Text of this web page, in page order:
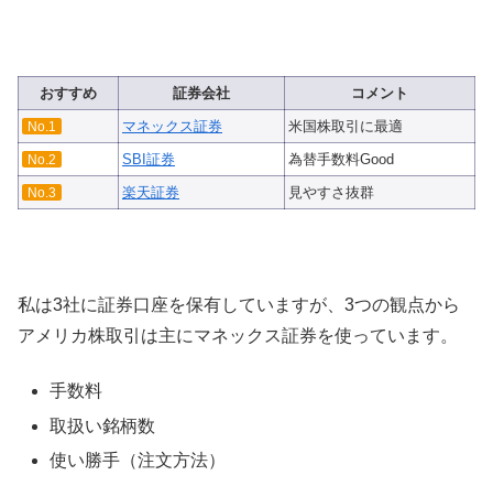
おすすめ 証券会社 コメント
No.1 マネックス証券 米国株取引に最適
No.2 SBI証券 為替手数料Good
No.3 楽天証券 見やすさ抜群
私は3社に証券口座を保有していますが、3つの観点から
アメリカ株取引は主にマネックス証券を使っています。
手数料
取扱い銘柄数
使い勝手（注文方法）